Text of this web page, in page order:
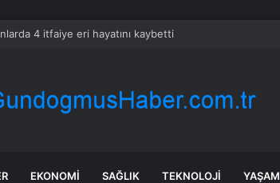
4 itfaiye eri hayatını kaybetti
EKONOMI SAĞLIK TEKNOLOJI YAŞAM